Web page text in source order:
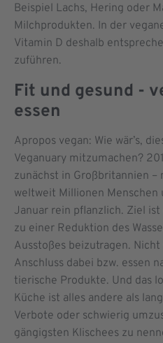
Beispiel Lachs, Hering oder
Milchprodukten. In der
Vitamin D deshalb
zuführen.
Fit und gesund -
essen
Apropos vegan: Wie wär’s,
Veganuary mitzumachen?
zunächst in Großbritannien
weltweit Millionen Menschen
Januar rein pflanzlich. Ziel
zu einer Reduktion des
Ausstoßes beizutragen.
Anschluss dabei bzw. essen
tierische Produkte. Und das
Küche ist alles andere als
Verbote oder schwierig
gängigsten Klischees zu